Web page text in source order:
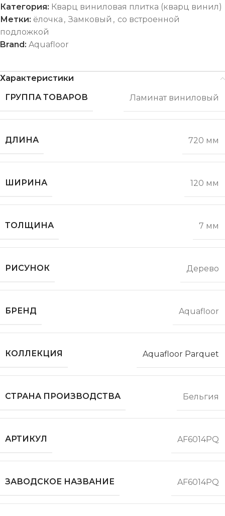
Категория: Кварц виниловая плитка (кварц винил)
Метки: ёлочка , Замковый , со встроенной
подложкой
Brand: Aquafloor
Характеристики
ГРУППА ТОВАРОВ
Ламинат виниловый
ДЛИНА 720 мм
ШИРИНА 120 мм
ТОЛЩИНА 7 мм
РИСУНОК Дерево
БРЕНД Aquafloor
КОЛЛЕКЦИЯ Aquafloor Parquet
СТРАНА ПРОИЗВОДСТВА Бельгия
АРТИКУЛ AF6014PQ
ЗАВОДСКОЕ НАЗВАНИЕ AF6014PQ